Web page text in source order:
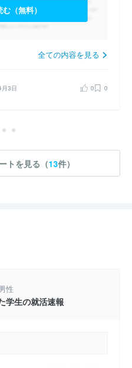
（無料）
全ての内容を見る
3日 0 0
トを見る（13件）
性
学生の就活速報